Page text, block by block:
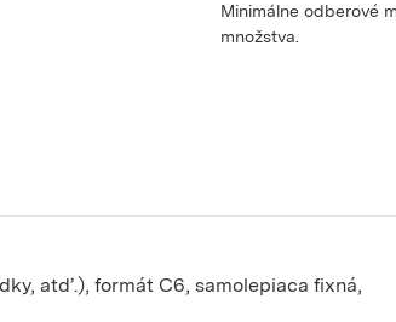
Minimálne odberové
množstva.
atď.), formát C6, samolepiaca fixná,